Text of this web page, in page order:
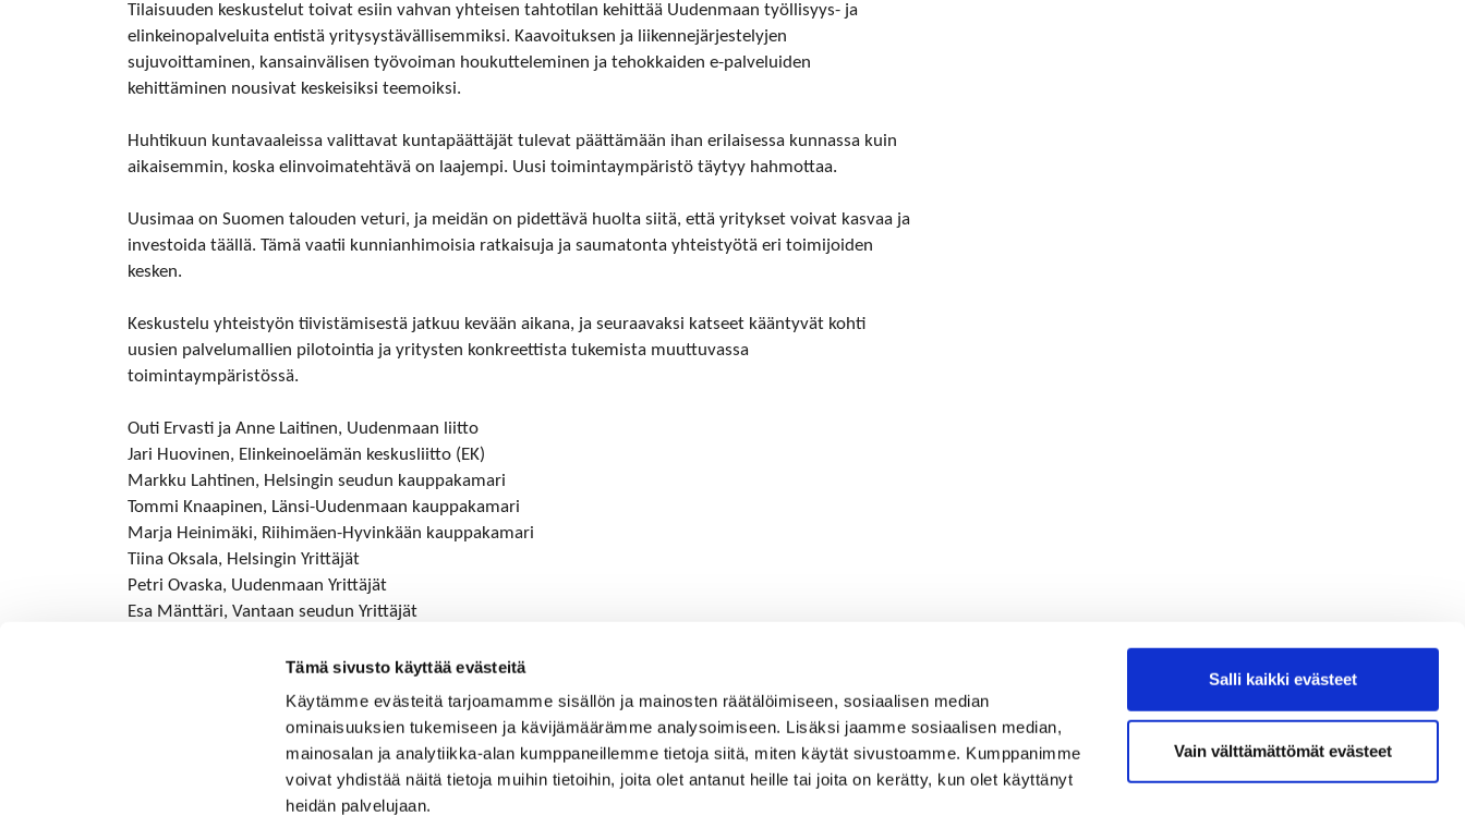
Tämä sivusto käyttää evästeitä
Käytämme evästeitä tarjoamamme sisällön ja mainosten räätälöimiseen, sosiaalisen median
ominaisuuksien tukemiseen ja kävijämäärämme analysoimiseen. Lisäksi jaamme sosiaalisen median,
mainosalan ja analytiikka-alan kumppaneillemme tietoja siitä, miten käytät sivustoamme. Kumppanimme
voivat yhdistää näitä tietoja muihin tietoihin, joita olet antanut heille tai joita on kerätty, kun olet käyttänyt
heidän palvelujaan.
Salli kaikki evästeet
Vain välttämättömät evästeet
Tilaisuuden keskustelut toivat esiin vahvan yhteisen tahtotilan kehittää Uudenmaan työllisyys- ja
elinkeinopalveluita entistä yritysystävällisemmiksi. Kaavoituksen ja liikennejärjestelyjen
sujuvoittaminen, kansainvälisen työvoiman houkutteleminen ja tehokkaiden e-palveluiden
kehittäminen nousivat keskeisiksi teemoiksi.
Huhtikuun kuntavaaleissa valittavat kuntapäättäjät tulevat päättämään ihan erilaisessa kunnassa kuin
aikaisemmin, koska elinvoimatehtävä on laajempi. Uusi toimintaympäristö täytyy hahmottaa.
Uusimaa on Suomen talouden veturi, ja meidän on pidettävä huolta siitä, että yritykset voivat kasvaa ja
investoida täällä. Tämä vaatii kunnianhimoisia ratkaisuja ja saumatonta yhteistyötä eri toimijoiden
kesken.
Keskustelu yhteistyön tiivistämisestä jatkuu kevään aikana, ja seuraavaksi katseet kääntyvät kohti
uusien palvelumallien pilotointia ja yritysten konkreettista tukemista muuttuvassa
toimintaympäristössä.
Outi Ervasti ja Anne Laitinen, Uudenmaan liitto
Jari Huovinen, Elinkeinoelämän keskusliitto (EK)
Markku Lahtinen, Helsingin seudun kauppakamari
Tommi Knaapinen, Länsi-Uudenmaan kauppakamari
Marja Heinimäki, Riihimäen-Hyvinkään kauppakamari
Tiina Oksala, Helsingin Yrittäjät
Petri Ovaska, Uudenmaan Yrittäjät
Esa Mänttäri, Vantaan seudun Yrittäjät